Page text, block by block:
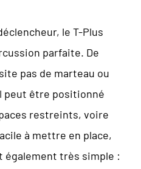
le T-Plus
parfaite. De
pas de marteau ou
peut être positionné
restreints, voire
à mettre en place,
très simple :